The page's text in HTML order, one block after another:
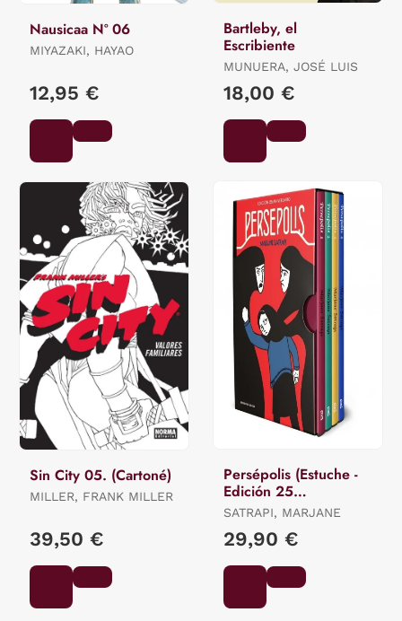
Nausicaa Nº 06
MIYAZAKI, HAYAO
12,95 €
Bartleby, el
Escribiente
MUNUERA, JOSÉ LUIS
18,00 €
Sin City 05. (Cartoné)
MILLER, FRANK MILLER
39,50 €
Persépolis (Estuche -
Edición 25
Aniversario)
SATRAPI, MARJANE
29,90 €